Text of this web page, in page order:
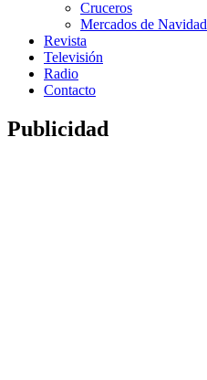
Cruceros
Mercados de Navidad
Revista
Televisión
Radio
Contacto
Publicidad